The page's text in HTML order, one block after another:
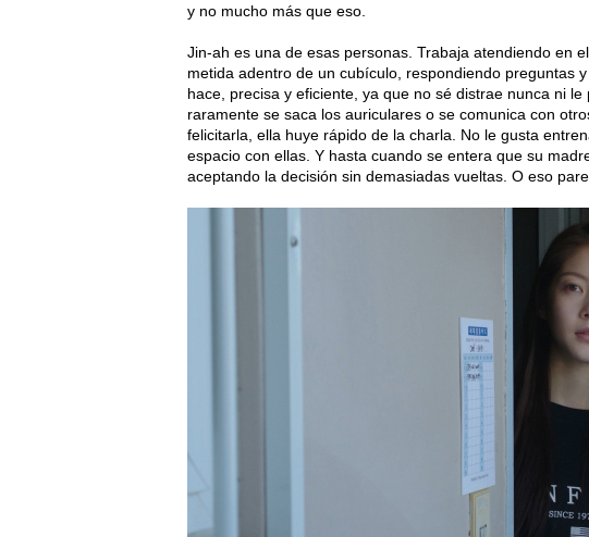
y no mucho más que eso.
Jin-ah es una de esas personas. Trabaja atendiendo en el
metida adentro de un cubículo, respondiendo preguntas
hace, precisa y eficiente, ya que no sé distrae nunca ni
raramente se saca los auriculares o se comunica con
felicitarla, ella huye rápido de la charla. No le gusta
espacio con ellas. Y hasta cuando se entera que su
aceptando la decisión sin demasiadas vueltas. O eso